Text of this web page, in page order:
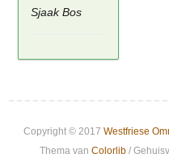
Sjaak Bos
Copyright © 2017 Westfriese
Thema van Colorlib/